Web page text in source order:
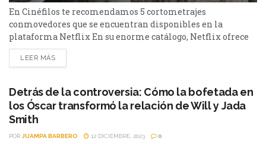
En Cinéfilos te recomendamos 5 cortometrajes
conmovedores que se encuentran disponibles en la
plataforma Netflix En su enorme catálogo, Netflix ofrece
una gran variedad de cortometrajes de diferentes
duraciones, algunos animados y otros no, te traemos
atención. Esta es una selección de 5 cortos conmovedores
que no te podés perder en...
LEER MÁS
Detrás de la controversia: Cómo la bofetada en
los Óscar transformó la relación de Will y Jada
Smith
POR JUAMPA BARBERO 12 DICIEMBRE, 2023 0